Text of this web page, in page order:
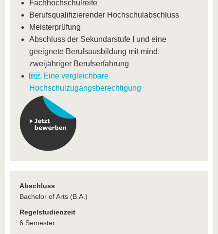
Fachhochschulreife
Berufsqualifizierender Hochschulabschluss
Meisterprüfung
Abschluss der Sekundarstufe I und eine
geeignete Berufsausbildung mit mind.
zweijähriger Berufserfahrung
Eine vergleichbare
Hochschulzugangsberechtigung
Abschluss
Bachelor of Arts (B.A.)
Regelstudienzeit
6 Semester